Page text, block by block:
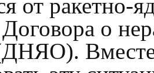
от
о